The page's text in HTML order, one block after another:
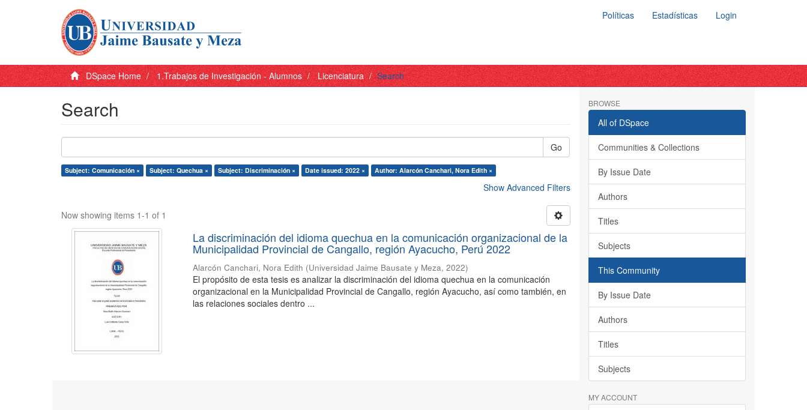
Políticas Estadísticas Login
DSpace Home 1.Trabajos de Investigación - Alumnos Licenciatura Search
Search
Go
Subject: Comunicación × Subject: Quechua × Subject: Discriminación × Date issued: 2022 × Author: Alarcón Canchari, Nora Edith ×
Show Advanced Filters
Now showing items 1-1 of 1
La discriminación del idioma quechua en la comunicación organizacional de la
Municipalidad Provincial de Cangallo, región Ayacucho, Perú 2022
Alarcón Canchari, Nora Edith (Universidad Jaime Bausate y Meza,2022)
El propósito de esta tesis es analizar la discriminación del idioma quechua en la comunicación
organizacional en la Municipalidad Provincial de Cangallo, región Ayacucho, así como también, en
las relaciones sociales dentro ...
BROWSE
All of DSpace
Communities & Collections
By Issue Date
Authors
Titles
Subjects
This Community
By Issue Date
Authors
Titles
Subjects
MY ACCOUNT